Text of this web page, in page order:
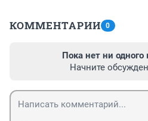
КОММЕНТАРИИ 0
Пока нет ни
Начните